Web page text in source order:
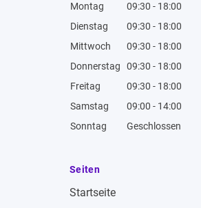
Montag
09:30 - 18:00
Dienstag
09:30 - 18:00
Mittwoch
09:30 - 18:00
Donnerstag
09:30 - 18:00
Freitag
09:30 - 18:00
Samstag
09:00 - 14:00
Sonntag
Geschlossen
Seiten
Startseite